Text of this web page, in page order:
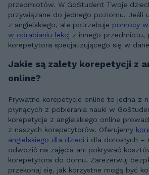
przedmiotów. W GoStudent Twoje
przywiązane do jednego poziomu. Jeśli
z angielskiego, ale potrzebuje pomocy
w odrabianiu lekcj z innego przedmiotu,
korepetytora specjalizującego się w
Jakie są zalety korepetycji z
online?
Prywatne korepetycje online to jedna z
płynących z pobierania nauki w GoStudent.
korepetycje z angielskiego online
z naszych korepetytorów. Oferujemy
angielskiego dla dzieci i dla dorosłych –
odwozić na zajęcia ani pokrywać
korepetytora do domu. Zarezerwuj bezpłatną lekcję próbną i
przekonaj się, jak korzystne mogą być